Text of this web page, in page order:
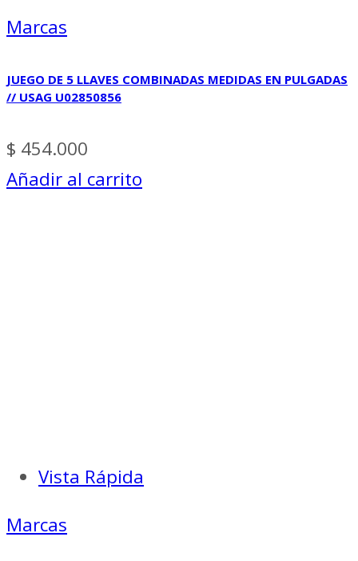
Marcas
JUEGO DE 5 LLAVES COMBINADAS MEDIDAS EN PULGADAS
// USAG U02850856
$ 454.000
Añadir al carrito
Vista Rápida
Marcas